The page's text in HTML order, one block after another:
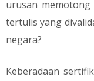
urusan
tertulis yang
negara?
​Keberadaan